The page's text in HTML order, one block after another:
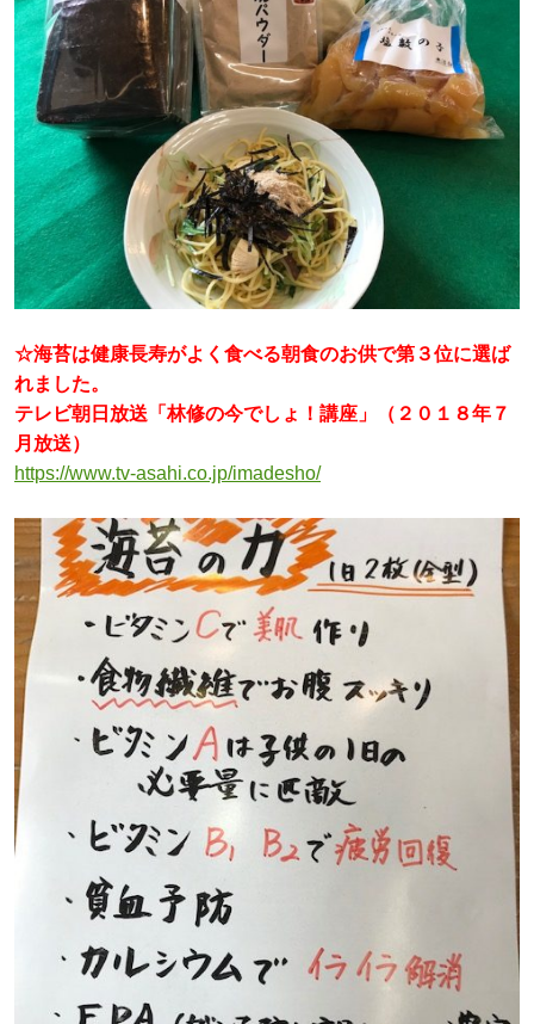
☆海苔は健康長寿がよく食べる朝食のお供で第３位に選ば
れました。
テレビ朝日放送「林修の今でしょ！講座」（２０１８年７
月放送）
https://www.tv-asahi.co.jp/imadesho/